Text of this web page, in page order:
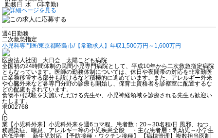
勤務日
水 (非常勤)
週4日勤務
二次救急指定
小児科専門医/東京都昭島市/【常勤求人】年収1,500万円～1,600万円
医療法人社団 大日会 太陽こども病院
全国初の24時間体制の民間小児専門病院として、平成10年から二次救急指定病院
ともなっています。医師の勤務体制については、休日や夜間帯の対応を非常勤医
に業務移管する部分も設けるなど積極的に進めています。また、アレルギー外来
や心臓外来など各専門分野の診療も開始し、保育士資格者を診察室に配置するな
どの配慮もされています。
食物不可試験を実施いただける先生や、小児神経領域を診療される先生も歓迎い
たします。
求
人
ID
002768
業
務
内
【小児科外来】小児科外来を週6コマ程、患者数：20～30名程/日 風邪、ねつ、
感染症、喘息、アレルギー等の小児疾患全般 ・主な患者層：乳幼児～小学生
低学年 新生児対応 【予防接種・ワクチン接種】 【病棟管理】複数担当医制